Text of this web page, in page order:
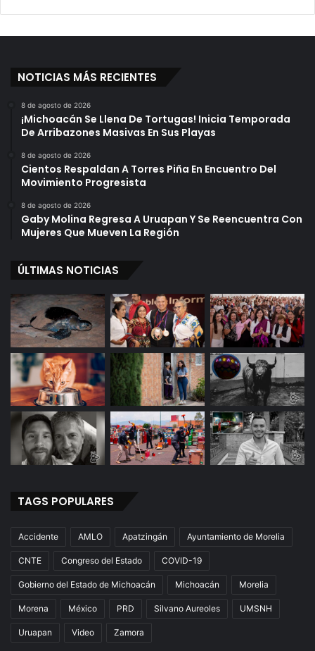
NOTICIAS MÁS RECIENTES
8 de agosto de 2026
¡Michoacán Se Llena De Tortugas! Inicia Temporada
De Arribazones Masivas En Sus Playas
8 de agosto de 2026
Cientos Respaldan A Torres Piña En Encuentro Del
Movimiento Progresista
8 de agosto de 2026
Gaby Molina Regresa A Uruapan Y Se Reencuentra Con
Mujeres Que Mueven La Región
ÚLTIMAS NOTICIAS
TAGS POPULARES
Accidente AMLO Apatzingán Ayuntamiento de Morelia
CNTE Congreso del Estado COVID-19
Gobierno del Estado de Michoacán Michoacán Morelia
Morena México PRD Silvano Aureoles UMSNH
Uruapan Video Zamora